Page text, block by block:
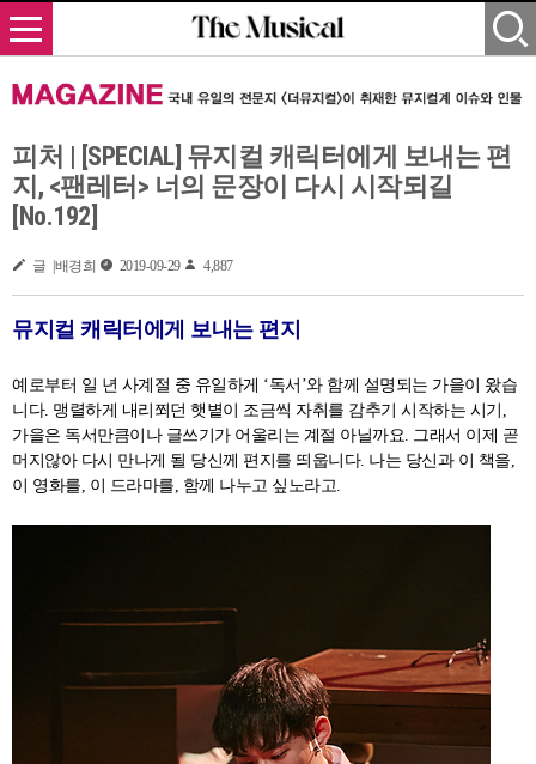
피처 | [SPECIAL] 뮤지컬 캐릭터에게 보내는 편
지, <팬레터> 너의 문장이 다시 시작되길
[No.192]
글 |배경희 2019-09-29 4,887
뮤지컬 캐릭터에게 보내는 편지
예로부터 일 년 사계절 중 유일하게 ‘독서’와 함께 설명되는 가을이 왔습
니다. 맹렬하게 내리쬐던 햇볕이 조금씩 자취를 감추기 시작하는 시기,
가을은 독서만큼이나 글쓰기가 어울리는 계절 아닐까요. 그래서 이제 곧
머지않아 다시 만나게 될 당신께 편지를 띄웁니다. 나는 당신과 이 책을,
이 영화를, 이 드라마를, 함께 나누고 싶노라고.